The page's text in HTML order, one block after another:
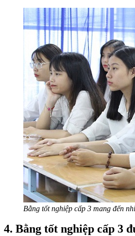
Bằng tốt nghiệp cấp 3 mang đến
4. Bằng tốt nghiệp cấp 3